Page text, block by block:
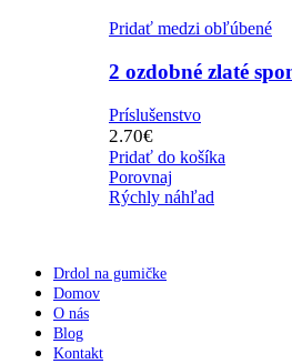
Pridať medzi obľúbené
2 ozdobné zlaté
Príslušenstvo
2.70€
Pridať do košíka
Porovnaj
Rýchly náhľad
Drdol na gumičke
Domov
O nás
Blog
Kontakt